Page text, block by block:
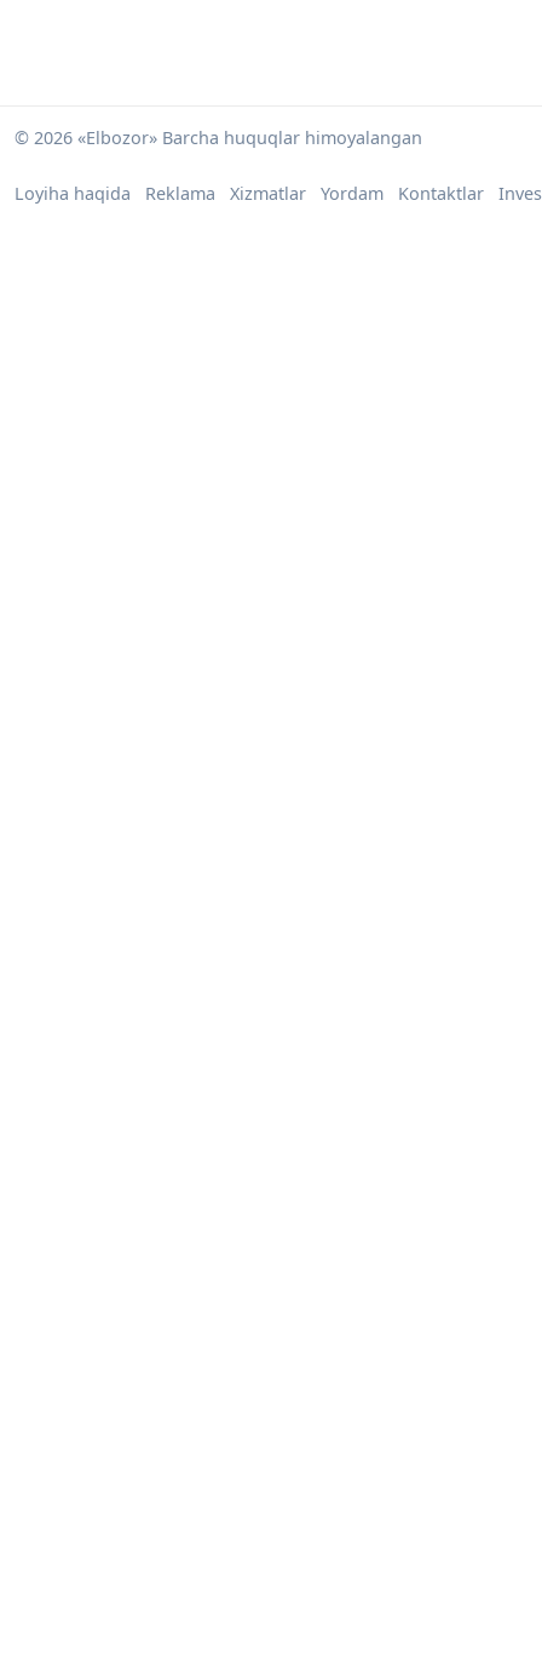
© 2026 «Elbozor» Barcha huquqlar himoyalangan
Loyiha haqida Reklama Xizmatlar Yordam Kontaktlar